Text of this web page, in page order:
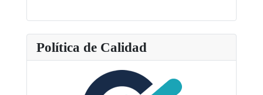
Política de Calidad